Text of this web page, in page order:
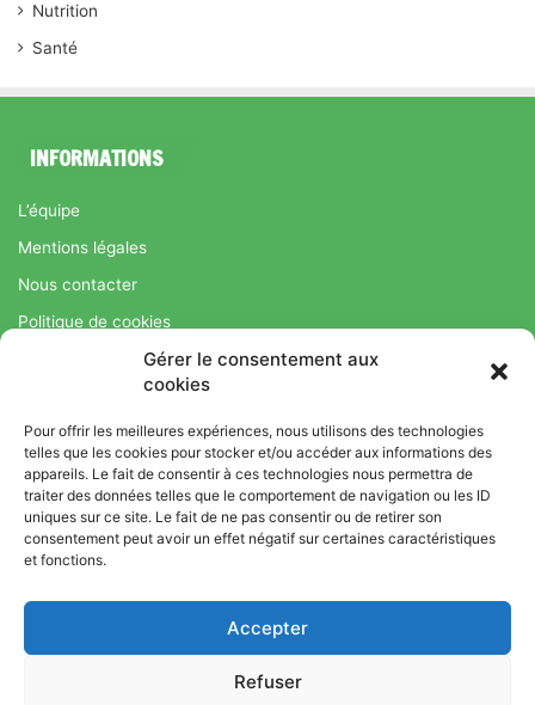
Gérer le consentement aux
cookies
Pour offrir les meilleures expériences, nous utilisons des technologies
telles que les cookies pour stocker et/ou accéder aux informations des
appareils. Le fait de consentir à ces technologies nous permettra de
traiter des données telles que le comportement de navigation ou les ID
uniques sur ce site. Le fait de ne pas consentir ou de retirer son
consentement peut avoir un effet négatif sur certaines caractéristiques
et fonctions.
Accepter
Refuser
Nutrition
Santé
INFORMATIONS
L’équipe
Mentions légales
Nous contacter
Politique de cookies
Régime Savoir Maigrir.fr : La méthode Jean-Michel Cohen pour
une perte de poids durable
© Copyright 2026, Tous droits réservés |Bromance
Bien-Être : Yoga, Bien-être, Nutrition et Sport
L’équipe
Régime Savoir Maigrir.fr : La méthode Jean-Michel Cohen pour
une perte de poids durable